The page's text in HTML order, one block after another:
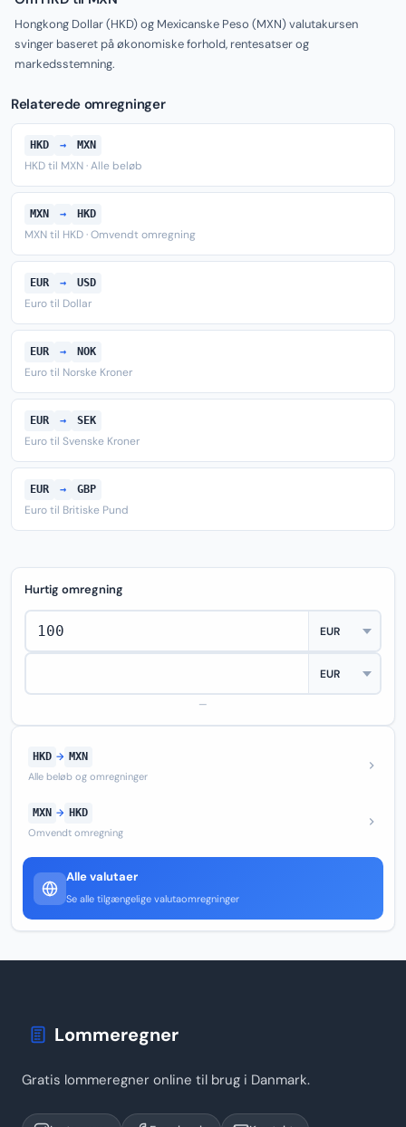
Hongkong Dollar (HKD) og Mexicanske Peso (MXN) valutakursen
svinger baseret på økonomiske forhold, rentesatser og
markedsstemning.
Relaterede omregninger
HKD → MXN
HKD til MXN · Alle beløb
MXN → HKD
MXN til HKD · Omvendt omregning
EUR → USD
Euro til Dollar
EUR → NOK
Euro til Norske Kroner
EUR → SEK
Euro til Svenske Kroner
EUR → GBP
Euro til Britiske Pund
Hurtig omregning
—
HKD → MXN
Alle beløb og omregninger
MXN → HKD
Omvendt omregning
Alle valutaer
Se alle tilgængelige valutaomregninger
Lommeregner
Gratis lommeregner online til brug i Danmark.